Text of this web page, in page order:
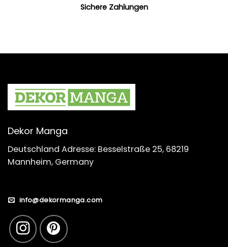
Sichere Zahlungen
Dekor Manga
Deutschland Adresse: Besselstraße 25, 68219
Mannheim, Germany
info@dekormanga.com